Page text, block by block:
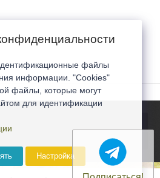
файлы
информации. "Cookies"
файлы, которые могут
для идентификации
Настройка